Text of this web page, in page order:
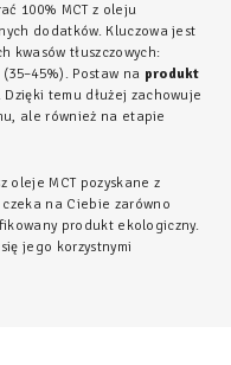
100% MCT z oleju
dodatków. Kluczowa jest
kwasów tłuszczowych:
Postaw na produkt
Dzięki temu dłużej zachowuje
ale również na etapie
oleje MCT pozyskane z
na Ciebie zarówno
produkt ekologiczny.
jego korzystnymi